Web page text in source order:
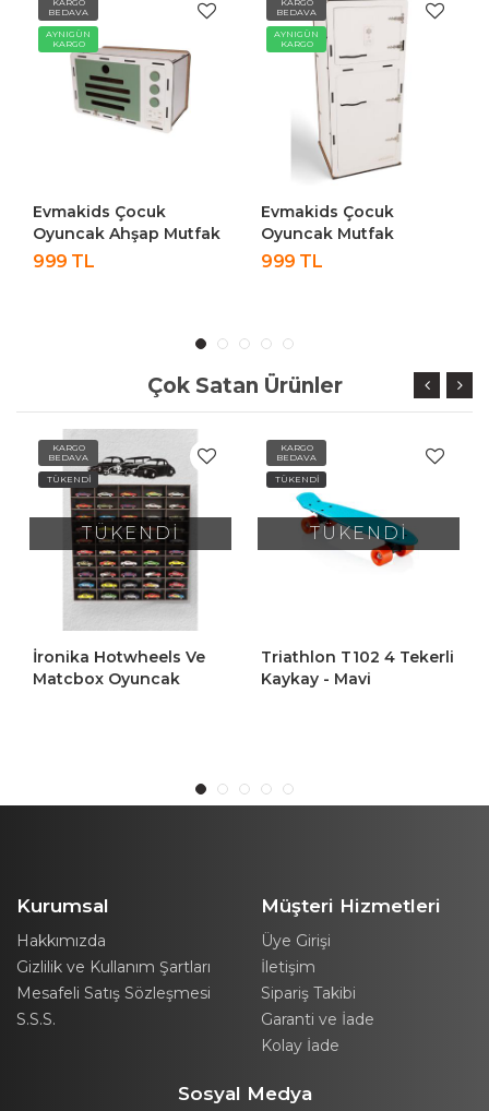
BEDAVA
AYNIGÜN
KARGO
Evmakids Çocuk
Oyuncak Ahşap Mutfak
Fırını
999 TL
BEDAVA
AYNIGÜN
KARGO
Evmakids Çocuk
Oyuncak Mutfak
Buzdolabı
999 TL
Çok Satan Ürünler
KARGO
BEDAVA
TÜKENDİ
TÜKENDİ
İronika Hotwheels Ve
Matcbox Oyuncak
KARGO
BEDAVA
TÜKENDİ
TÜKENDİ
Triathlon T102 4 Tekerli
Kaykay - Mavi
Kurumsal
Hakkımızda
Gizlilik ve Kullanım Şartları
Mesafeli Satış Sözleşmesi
S.S.S.
Müşteri Hizmetleri
Üye Girişi
İletişim
Sipariş Takibi
Garanti ve İade
Kolay İade
Sosyal Medya